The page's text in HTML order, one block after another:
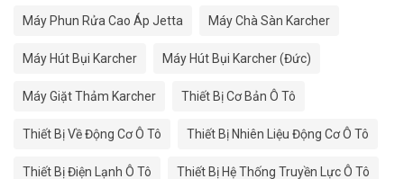
Máy Phun Rửa Cao Áp Jetta Máy Chà Sàn Karcher
Máy Hút Bụi Karcher Máy Hút Bụi Karcher (Đức)
Máy Giặt Thảm Karcher Thiết Bị Cơ Bản Ô Tô
Thiết Bị Về Động Cơ Ô Tô Thiết Bị Nhiên Liệu Động Cơ Ô Tô
Thiết Bị Điện Lạnh Ô Tô Thiết Bị Hệ Thống Truyền Lực Ô Tô